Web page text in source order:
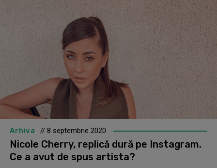
Arhiva // 8 septembrie 2020
Nicole Cherry, replică dură pe Instagram.
Ce a avut de spus artista?